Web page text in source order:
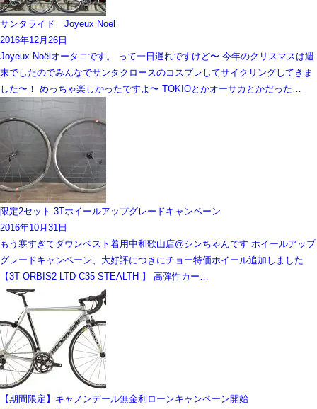
サンタライド Joyeux Noël
2016年12月26日
Joyeux Noëlオータニです。 って一日遅れですけど〜 今年のクリスマスは週
末でしたのでみんなでサンタクロースのコスプレしてサイクリングしてきま
した〜！ めっちゃ楽しかったですよ〜 TOKIOとかオーサカとかだった…
限定2セット 3Tホイールアップグレードキャンペーン
2016年10月31日
もう寒すぎてダウンベスト着用中和歌山店@シンちゃんです ホイールアップ
グレードキャンペーン、大好評につきにチョー特価ホイール追加しました
【3T ORBIS2 LTD C35 STEALTH 】 高弾性カー…
【期間限定】キャノンデール無金利ローンキャンペーン開始